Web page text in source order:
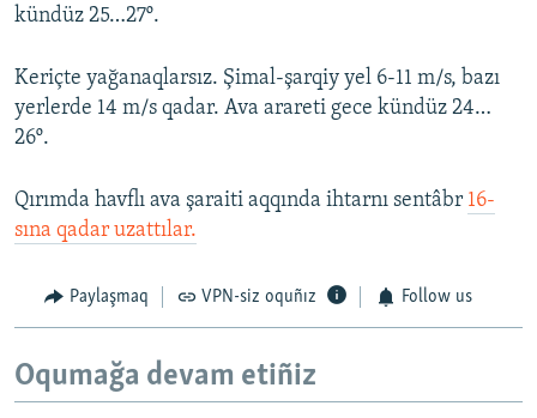
kündüz 25…27º.
Keriçte yağanaqlarsız. Şimal-şarqiy yel 6-11 m/s, bazı
yerlerde 14 m/s qadar. Ava arareti gece kündüz 24…
26º.
Qırımda havflı ava şaraiti aqqında ihtarnı sentâbr 16-
sına qadar uzattılar.
Paylaşmaq VPN-siz oquñız Follow us
Oqumağa devam etiñiz